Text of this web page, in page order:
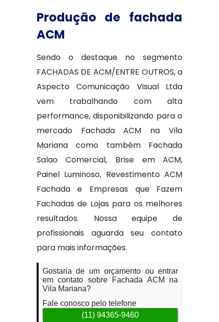
Produção de fachada
ACM
Sendo o destaque no segmento
FACHADAS DE ACM/ENTRE OUTROS, a
Aspecto Comunicação Visual Ltda
vem trabalhando com alta
performance, disponibilizando para o
mercado Fachada ACM na Vila
Mariana como também Fachada
Salao Comercial, Brise em ACM,
Painel Luminoso, Revestimento ACM
Fachada e Empresas que Fazem
Fachadas de Lojas para os melhores
resultados. Nossa equipe de
profissionais aguarda seu contato
para mais informações.
Gostaria de um orçamento ou entrar
em contato sobre Fachada ACM na
Vila Mariana?
Fale conosco pelo telefone
(11) 94365-9460